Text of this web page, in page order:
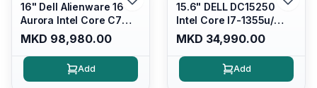
16" Dell Alienware 16
Aurora Intel Core C7
240H /16GB RAM DDR5
5600mhz/ 1TB SSD M.2
Nvme/rtx4050 6GB/
Wqxga(2560x1600)
MKD 98,980.00
Add
15.6" DELL DC15250
Intel Core I7-1355u/
16GB DDR4 / 512GB SSD
M.2 2230/ Intel UHD
Graphics/ 120Hz Anti-
glare FULLHD LED
MKD 34,990.00
Add